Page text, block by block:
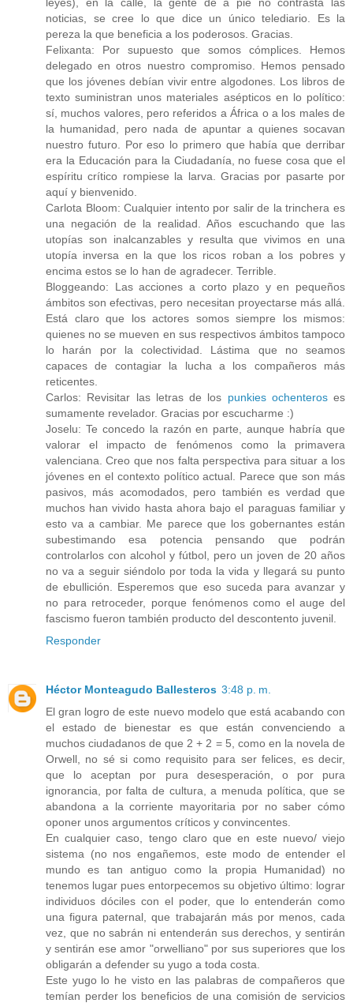
noticias, se cree lo que dice un único telediario. Es la
pereza la que beneficia a los poderosos. Gracias.
Felixanta: Por supuesto que somos cómplices. Hemos
delegado en otros nuestro compromiso. Hemos pensado
que los jóvenes debían vivir entre algodones. Los libros de
texto suministran unos materiales asépticos en lo político:
sí, muchos valores, pero referidos a África o a los males de
la humanidad, pero nada de apuntar a quienes socavan
nuestro futuro. Por eso lo primero que había que derribar
era la Educación para la Ciudadanía, no fuese cosa que el
espíritu crítico rompiese la larva. Gracias por pasarte por
aquí y bienvenido.
Carlota Bloom: Cualquier intento por salir de la trinchera es
una negación de la realidad. Años escuchando que las
utopías son inalcanzables y resulta que vivimos en una
utopía inversa en la que los ricos roban a los pobres y
encima estos se lo han de agradecer. Terrible.
Bloggeando: Las acciones a corto plazo y en pequeños
ámbitos son efectivas, pero necesitan proyectarse más allá.
Está claro que los actores somos siempre los mismos:
quienes no se mueven en sus respectivos ámbitos tampoco
lo harán por la colectividad. Lástima que no seamos
capaces de contagiar la lucha a los compañeros más
reticentes.
Carlos: Revisitar las letras de los punkies ochenteroses
sumamente revelador. Gracias por escucharme :)
Joselu: Te concedo la razón en parte, aunque habría que
valorar el impacto de fenómenos como la primavera
valenciana. Creo que nos falta perspectiva para situar a los
jóvenes en el contexto político actual. Parece que son más
pasivos, más acomodados, pero también es verdad que
muchos han vivido hasta ahora bajo el paraguas familiar y
esto va a cambiar. Me parece que los gobernantes están
subestimando esa potencia pensando que podrán
controlarlos con alcohol y fútbol, pero un joven de 20 años
no va a seguir siéndolo por toda la vida y llegará su punto
de ebullición. Esperemos que eso suceda para avanzar y
no para retroceder, porque fenómenos como el auge del
fascismo fueron también producto del descontento juvenil.
Responder
Héctor Monteagudo Ballesteros 3:48 p. m.
El gran logro de este nuevo modelo que está acabando con
el estado de bienestar es que están convenciendo a
muchos ciudadanos de que 2 + 2 = 5, como en la novela de
Orwell, no sé si como requisito para ser felices, es decir,
que lo aceptan por pura desesperación, o por pura
ignorancia, por falta de cultura, a menuda política, que se
abandona a la corriente mayoritaria por no saber cómo
oponer unos argumentos críticos y convincentes.
En cualquier caso, tengo claro que en este nuevo/ viejo
sistema (no nos engañemos, este modo de entender el
mundo es tan antiguo como la propia Humanidad) no
tenemos lugar pues entorpecemos su objetivo último: lograr
individuos dóciles con el poder, que lo entenderán como
una figura paternal, que trabajarán más por menos, cada
vez, que no sabrán ni entenderán sus derechos, y sentirán
y sentirán ese amor "orwelliano" por sus superiores que los
obligarán a defender su yugo a toda costa.
Este yugo lo he visto en las palabras de compañeros que
temían perder los beneficios de una comisión de servicios